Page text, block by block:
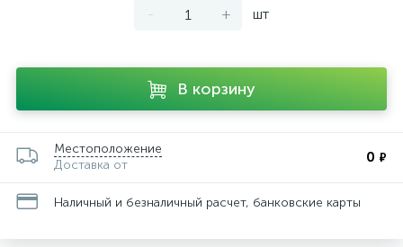
- + шт
В корзину
Местоположение
Доставка от
0 ₽
Наличный и безналичный расчет, банковские карты